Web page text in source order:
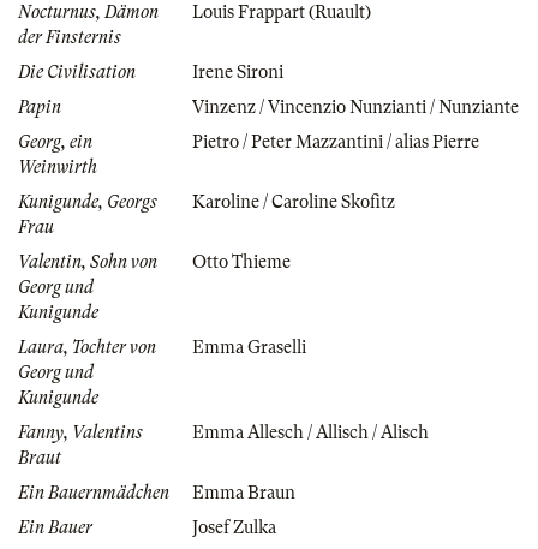
Nocturnus, Dämon
der Finsternis
Louis Frappart (Ruault)
Die Civilisation
Irene Sironi
Papin
Vinzenz / Vincenzio Nunzianti / Nunziante
Georg, ein
Weinwirth
Pietro / Peter Mazzantini / alias Pierre
Kunigunde, Georgs
Frau
Karoline / Caroline Skofitz
Valentin, Sohn von
Georg und
Kunigunde
Otto Thieme
Laura, Tochter von
Georg und
Kunigunde
Emma Graselli
Fanny, Valentins
Braut
Emma Allesch / Allisch / Alisch
Ein Bauernmädchen
Emma Braun
Ein Bauer
Josef Zulka